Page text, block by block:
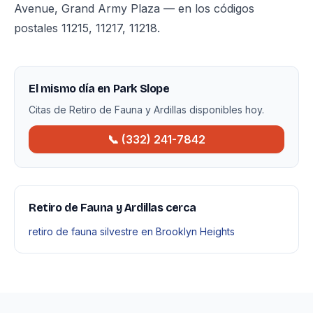
Avenue, Grand Army Plaza — en los códigos
postales 11215, 11217, 11218.
El mismo día en Park Slope
Citas de Retiro de Fauna y Ardillas disponibles hoy.
📞 (332) 241-7842
Retiro de Fauna y Ardillas cerca
retiro de fauna silvestre en Brooklyn Heights